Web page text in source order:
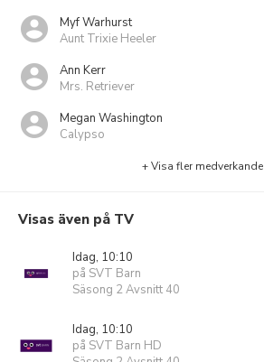
Myf Warhurst
Aunt Trixie Heeler
Ann Kerr
Mrs. Retriever
Megan Washington
Calypso
+ Visa fler medverkande
Visas även på TV
Idag, 10:10
på SVT Barn
Säsong 2 Avsnitt 40
Idag, 10:10
på SVT Barn HD